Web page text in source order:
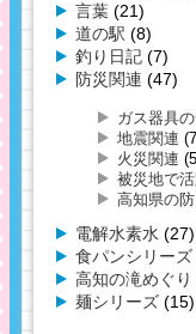
言葉 (21)
道の駅 (8)
釣り日記 (7)
防災関連 (47)
ガス器具
地震関連
火災関連
被災地で
高知県の
電解水素水 (27)
食パンシリーズ
高知の滝めぐり
麺シリーズ (15)